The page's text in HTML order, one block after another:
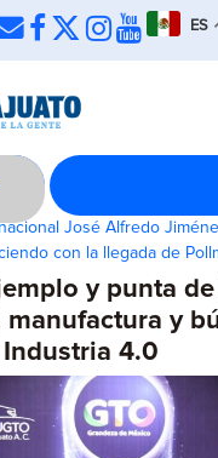
ES
José Alfredo
con la llegada de
y punta
y
4.0